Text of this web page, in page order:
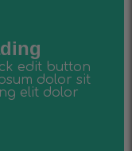
edit button
dolor sit
elit dolor
edit button
dolor sit
elit dolor